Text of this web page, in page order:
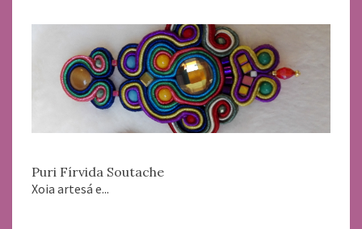
Puri Fírvida Soutache
Xoia artesá e...